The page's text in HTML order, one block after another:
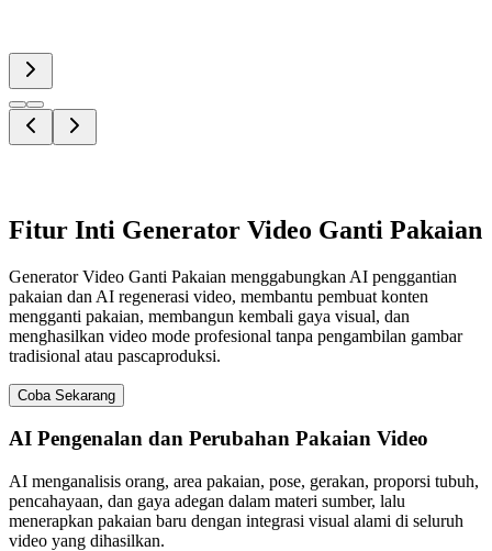
Fitur Inti Generator Video Ganti Pakaian
Generator Video Ganti Pakaian menggabungkan AI penggantian
pakaian dan AI regenerasi video, membantu pembuat konten
mengganti pakaian, membangun kembali gaya visual, dan
menghasilkan video mode profesional tanpa pengambilan gambar
tradisional atau pascaproduksi.
Coba Sekarang
AI Pengenalan dan Perubahan Pakaian Video
AI menganalisis orang, area pakaian, pose, gerakan, proporsi tubuh,
pencahayaan, dan gaya adegan dalam materi sumber, lalu
menerapkan pakaian baru dengan integrasi visual alami di seluruh
video yang dihasilkan.